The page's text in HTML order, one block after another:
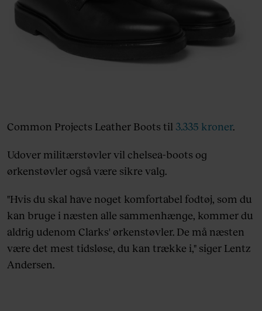
Common Projects Leather Boots til 3.335 kroner.
Udover militærstøvler vil chelsea-boots og
ørkenstøvler også være sikre valg.
"Hvis du skal have noget komfortabel fodtøj, som du
kan bruge i næsten alle sammenhænge, kommer du
aldrig udenom Clarks' ørkenstøvler. De må næsten
være det mest tidsløse, du kan trække i," siger Lentz
Andersen.